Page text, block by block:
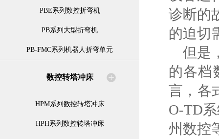
PBE系列数控折弯机
PB系列大型折弯机
PB-FMC系列机器人折弯单元
数控转塔冲床
HPM系列数控转塔冲床
HPH系列数控转塔冲床
诊断的
的迫切
但是
的各档
言，各
O-TD
州数控